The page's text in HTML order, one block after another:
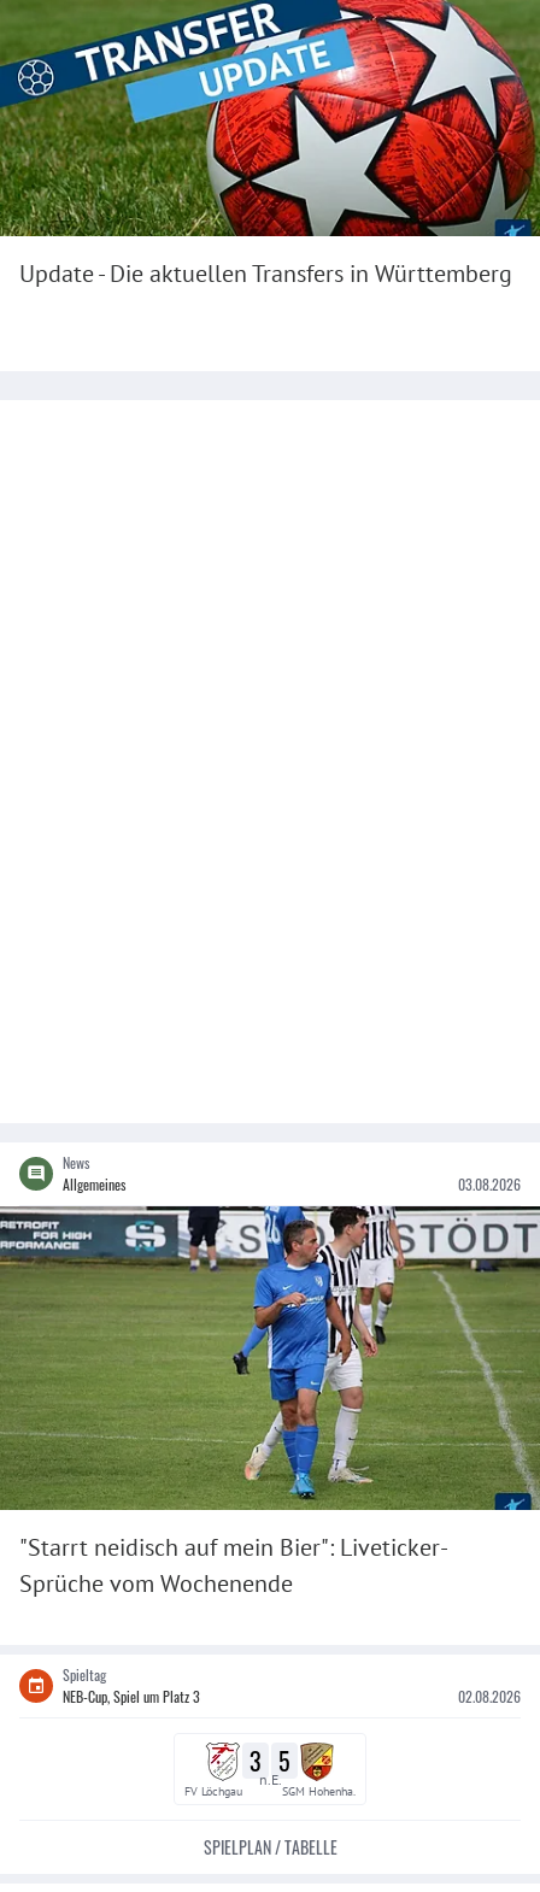
Update - Die aktuellen Transfers in Württemberg
News
Allgemeines
03.08.2026
"Starrt neidisch auf mein Bier": Liveticker-
Sprüche vom Wochenende
Spieltag
NEB-Cup, Spiel um Platz 3
02.08.2026
3 5
n.E.
FV Löchgau SGM Hohenha.
SPIELPLAN / TABELLE